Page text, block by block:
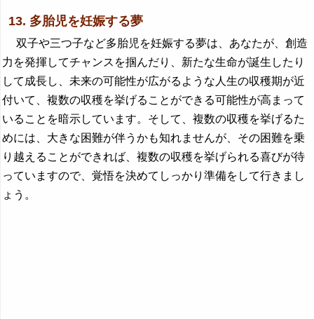
13. 多胎児を妊娠する夢
双子や三つ子など多胎児を妊娠する夢は、あなたが、創造
力を発揮してチャンスを掴んだり、新たな生命が誕生したり
して成長し、未来の可能性が広がるような人生の収穫期が近
付いて、複数の収穫を挙げることができる可能性が高まって
いることを暗示しています。そして、複数の収穫を挙げるた
めには、大きな困難が伴うかも知れませんが、その困難を乗
り越えることができれば、複数の収穫を挙げられる喜びが待
っていますので、覚悟を決めてしっかり準備をして行きまし
ょう。